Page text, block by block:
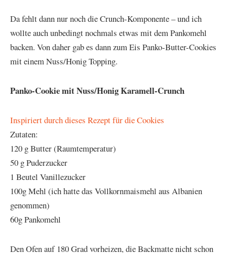
Da fehlt dann nur noch die Crunch-Komponente – und ich
wollte auch unbedingt nochmals etwas mit dem Pankomehl
backen. Von daher gab es dann zum Eis Panko-Butter-Cookies
mit einem Nuss/Honig Topping.
Panko-Cookie mit Nuss/Honig Karamell-Crunch
Inspiriert durch dieses Rezept für die Cookies
Zutaten:
120 g Butter (Raumtemperatur)
50 g Puderzucker
1 Beutel Vanillezucker
100g Mehl (ich hatte das Vollkornmaismehl aus Albanien
genommen)
60g Pankomehl
Den Ofen auf 180 Grad vorheizen, die Backmatte nicht schon